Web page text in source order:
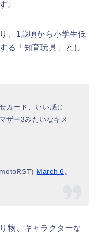
。
、1歳頃から小学生低
る「知育玩具」とし
カード、いい感じ
ザー3みたいなキメ
March 6,
物、キャラクターな